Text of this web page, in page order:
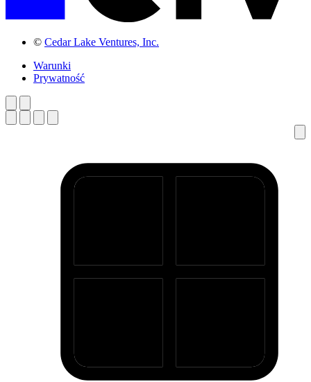
© Cedar Lake Ventures, Inc.
Warunki
Prywatność